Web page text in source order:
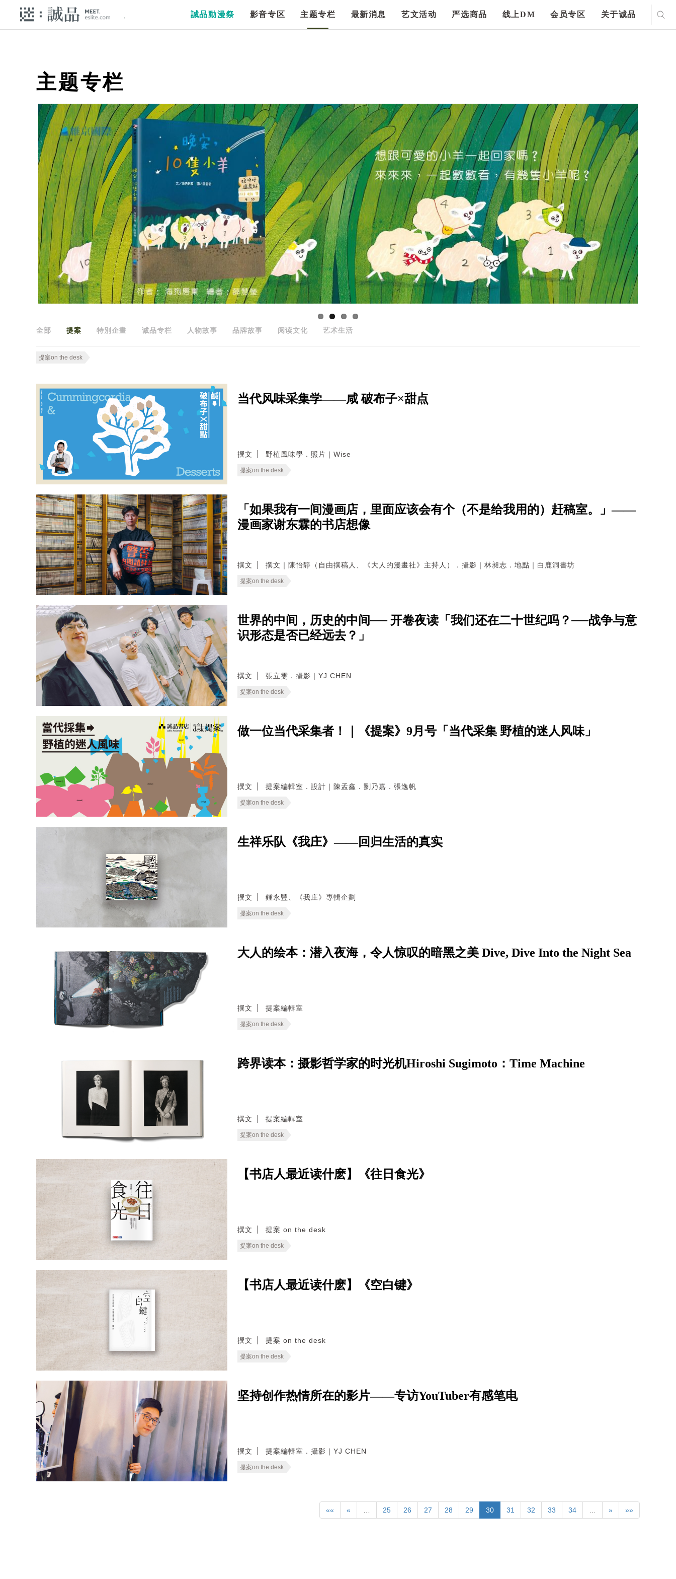
誠品動漫祭 影音专区 主题专栏 最新消息 艺文活动 严选商品 线上DM 会员专区 关于诚品
主题专栏
全部 提案 特別企畫 诚品专栏 人物故事 品牌故事 阅读文化 艺术生活
提案on the desk
当代风味采集学——咸 破布子×甜点
撰文 野植風味學．照片｜Wise
提案on the desk
「如果我有一间漫画店，里面应该会有个（不是给我用的）赶稿室。」——
漫画家谢东霖的书店想像
撰文 撰文｜陳怡靜（自由撰稿人、《大人的漫畫社》主持人）．攝影｜林昶志．地點｜白鹿洞書坊
提案on the desk
世界的中间，历史的中间── 开卷夜读「我们还在二十世纪吗？──战争与意
识形态是否已经远去？」
撰文 張立雯．攝影｜YJ CHEN
提案on the desk
做一位当代采集者！｜《提案》9月号「当代采集 野植的迷人风味」
撰文 提案編輯室．設計｜陳孟鑫．劉乃嘉．張逸帆
提案on the desk
生祥乐队《我庄》——回归生活的真实
撰文 鍾永豐、《我庄》專輯企劃
提案on the desk
大人的绘本：潜入夜海，令人惊叹的暗黑之美 Dive, Dive Into the Night Sea
撰文 提案編輯室
提案on the desk
跨界读本：摄影哲学家的时光机Hiroshi Sugimoto：Time Machine
撰文 提案編輯室
提案on the desk
【书店人最近读什麽】《往日食光》
撰文 提案 on the desk
提案on the desk
【书店人最近读什麽】《空白键》
撰文 提案 on the desk
提案on the desk
坚持创作热情所在的影片——专访YouTuber有感笔电
撰文 提案編輯室．攝影｜YJ CHEN
提案on the desk
«« « … 25 26 27 28 29 30 31 32 33 34 … » »»